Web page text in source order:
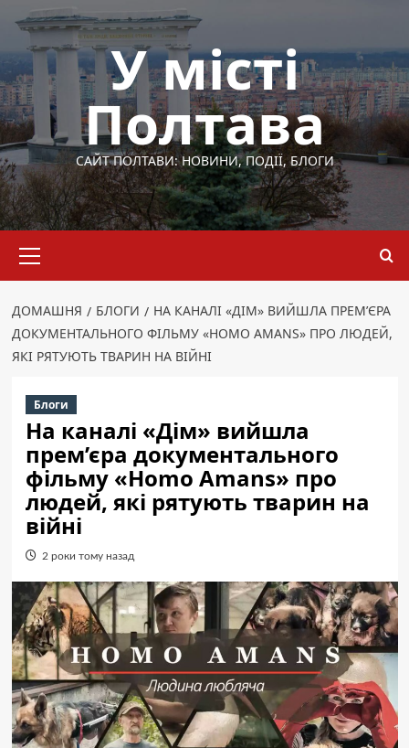
Перейти
вмісту
У місті
Полтава
САЙТ ПОЛТАВИ: НОВИНИ, ПОДІЇ, БЛОГИ
меню
ДОМАШНЯ БЛОГИ
НА КАНАЛІ «ДІМ» ВИЙШЛА ПРЕМ’ЄРА
ДОКУМЕНТАЛЬНОГО ФІЛЬМУ «HOMO AMANS» ПРО ЛЮДЕЙ,
ЯКІ РЯТУЮТЬ ТВАРИН НА ВІЙНІ
Блоги
На каналі «Дім» вийшла
прем’єра документального
фільму «Homo Amans» про
людей, які рятують тварин на
війні
2 роки тому назад